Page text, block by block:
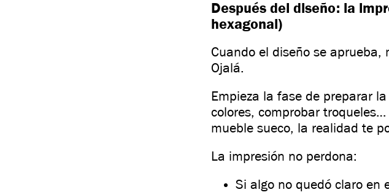
Después del diseño: la
hexagonal)
Cuando el diseño se aprueba,
Ojalá.
Empieza la fase de preparar
colores, comprobar
mueble sueco, la realidad te
La impresión no perdona:
Si algo no quedó claro en